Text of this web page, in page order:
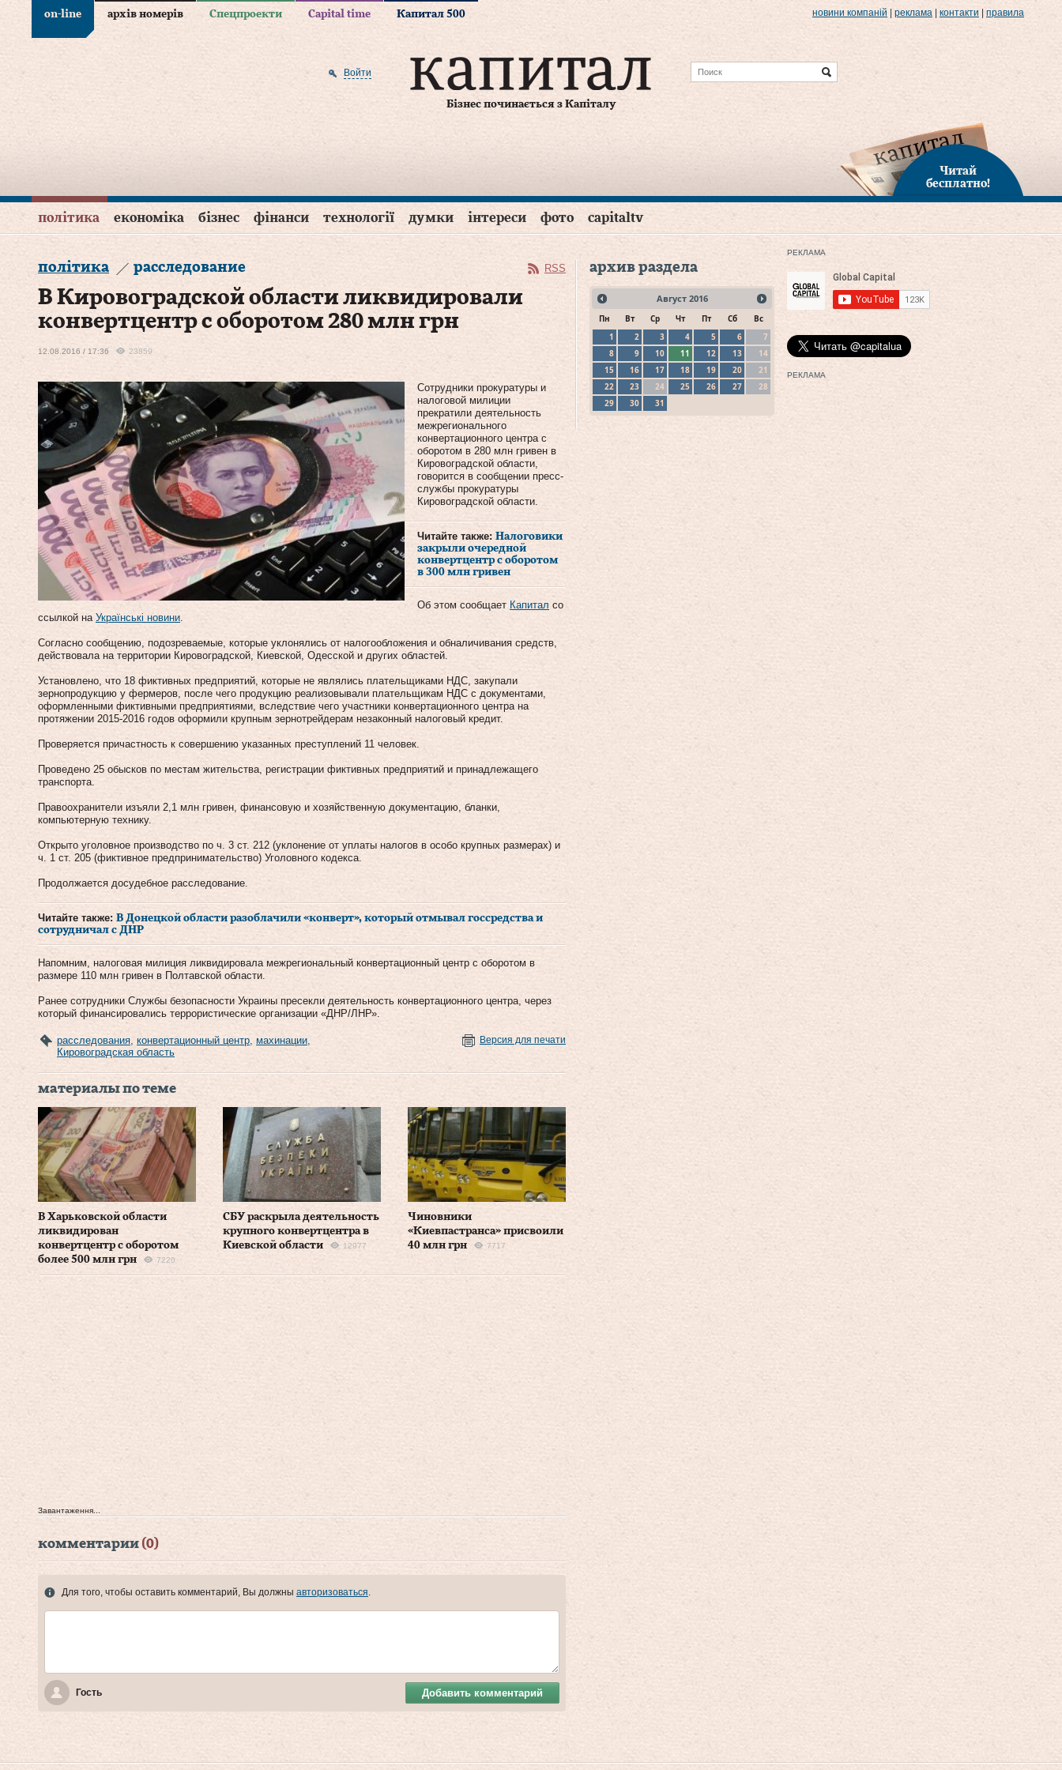
on-line архів номерів Спецпроекти Capital time Капитал 500 новини компаній реклама контакти правила
Бізнес починається з Капіталу
Войти
Читай
бесплатно!
політика економіка бізнес фінанси технології думки інтереси фото capitaltv
політика расследование RSS
В Кировоградской области ликвидировали
конвертцентр с оборотом 280 млн грн
12.08.2016 / 17:36 23859
Сотрудники прокуратуры и
налоговой милиции
прекратили деятельность
межрегионального
конвертационного центра с
оборотом в 280 млн гривен в
Кировоградской области,
говорится в сообщении пресс-
службы прокуратуры
Кировоградской области.
Читайте также: Налоговики
закрыли очередной
конвертцентр с оборотом
в 300 млн гривен
Об этом сообщает Капитал со
ссылкой на Українські новини.
Согласно сообщению, подозреваемые, которые уклонялись от налогообложения и обналичивания средств,
действовала на территории Кировоградской, Киевской, Одесской и других областей.
Установлено, что 18 фиктивных предприятий, которые не являлись плательщиками НДС, закупали
зернопродукцию у фермеров, после чего продукцию реализовывали плательщикам НДС с документами,
оформленными фиктивными предприятиями, вследствие чего участники конвертационного центра на
протяжении 2015-2016 годов оформили крупным зернотрейдерам незаконный налоговый кредит.
Проверяется причастность к совершению указанных преступлений 11 человек.
Проведено 25 обысков по местам жительства, регистрации фиктивных предприятий и принадлежащего
транспорта.
Правоохранители изъяли 2,1 млн гривен, финансовую и хозяйственную документацию, бланки,
компьютерную технику.
Открыто уголовное производство по ч. 3 ст. 212 (уклонение от уплаты налогов в особо крупных размерах) и
ч. 1 ст. 205 (фиктивное предпринимательство) Уголовного кодекса.
Продолжается досудебное расследование.
Читайте также: В Донецкой области разоблачили «конверт», который отмывал госсредства и
сотрудничал с ДНР
Напомним, налоговая милиция ликвидировала межрегиональный конвертационный центр с оборотом в
размере 110 млн гривен в Полтавской области.
Ранее сотрудники Службы безопасности Украины пресекли деятельность конвертационного центра, через
который финансировались террористические организации «ДНР/ЛНР».
расследования, конвертационный центр, махинации,
Кировоградская область
Версия для печати
материалы по теме
В Харьковской области
ликвидирован
конвертцентр с оборотом
более 500 млн грн
7220
СБУ раскрыла деятельность
крупного конвертцентра в
Киевской области
12977
Чиновники
«Киевпастранса» присвоили
40 млн грн
7717
Завантаження...
комментарии (0)
Для того, чтобы оставить комментарий, Вы должны авторизоваться.
Гость Добавить комментарий
архив раздела
Август 2016
Пн Вт Ср Чт Пт Сб
Вс
1
2 3 4 5 6
7
8
9 10 11 12 13
14
15
16 17 18 19 20
21
22
23 24 25 26 27
28
29
30 31
РЕКЛАМА
РЕКЛАМА